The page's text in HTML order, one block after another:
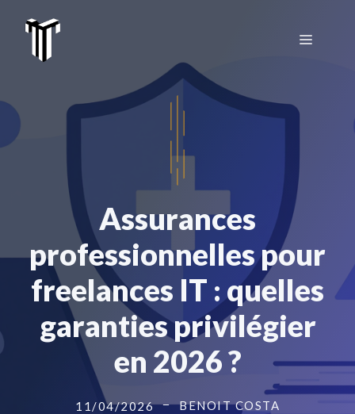
contenu
Menu
Assurances
professionnelles pour
freelances IT : quelles
garanties privilégier
en 2026 ?
11/04/2026 BENOIT COSTA